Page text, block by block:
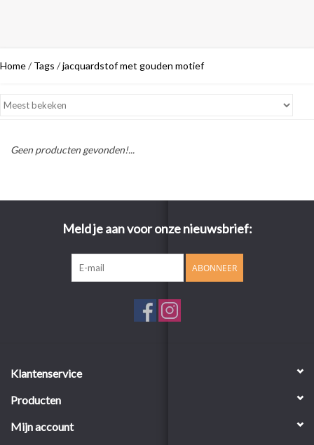
Home/ Tags /jacquardstof met gouden motief
Geen producten gevonden!...
Meld je aan voor onze nieuwsbrief:
ABONNEER
Klantenservice
Producten
Mijn account